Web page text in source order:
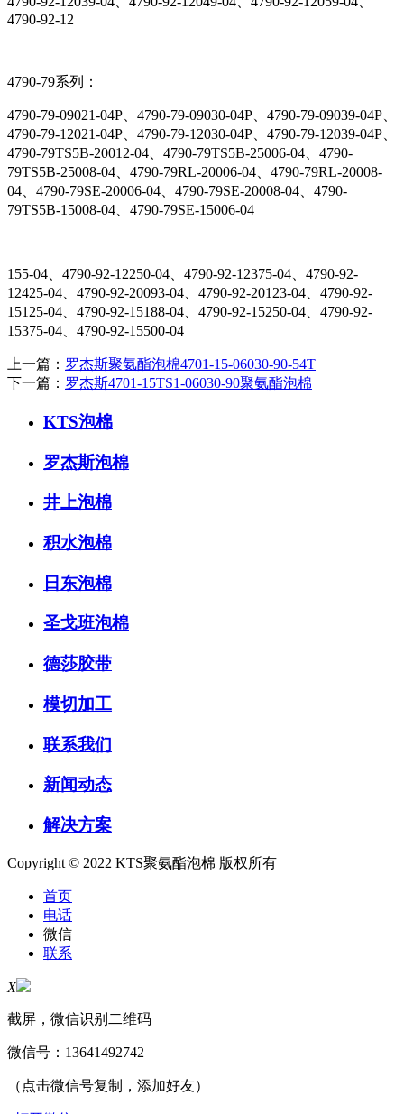
4790-92-12
4790-79系列：
4790-79-09021-04P、4790-79-09030-04P、4790-79-09039-04P、
4790-79-12021-04P、4790-79-12030-04P、4790-79-12039-04P、
4790-79TS5B-20012-04、4790-79TS5B-25006-04、4790-
79TS5B-25008-04、4790-79RL-20006-04、4790-79RL-20008-
04、4790-79SE-20006-04、4790-79SE-20008-04、4790-
79TS5B-15008-04、4790-79SE-15006-04
155-04、4790-92-12250-04、4790-92-12375-04、4790-92-
12425-04、4790-92-20093-04、4790-92-20123-04、4790-92-
15125-04、4790-92-15188-04、4790-92-15250-04、4790-92-
15375-04、4790-92-15500-04
上一篇： 罗杰斯聚氨酯泡棉4701-15-06030-90-54T
下一篇： 罗杰斯4701-15TS1-06030-90聚氨酯泡棉
KTS泡棉
罗杰斯泡棉
井上泡棉
积水泡棉
日东泡棉
圣戈班泡棉
德莎胶带
模切加工
联系我们
新闻动态
解决方案
Copyright © 2022 KTS聚氨酯泡棉 版权所有
首页
电话
微信
联系
X
截屏，微信识别二维码
微信号： 13641492742
（点击微信号复制，添加好友）